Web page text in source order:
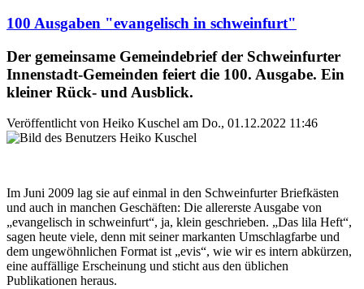
100 Ausgaben "evangelisch in schweinfurt"
Der gemeinsame Gemeindebrief der Schweinfurter
Innenstadt-Gemeinden feiert die 100. Ausgabe. Ein
kleiner Rück- und Ausblick.
Veröffentlicht von Heiko Kuschel am Do., 01.12.2022 11:46
Im Juni 2009 lag sie auf einmal in den Schweinfurter Briefkästen
und auch in manchen Geschäften: Die allererste Ausgabe von
„evangelisch in schweinfurt“, ja, klein geschrieben. „Das lila Heft“,
sagen heute viele, denn mit seiner markanten Umschlagfarbe und
dem ungewöhnlichen Format ist „evis“, wie wir es intern abkürzen,
eine auffällige Erscheinung und sticht aus den üblichen
Publikationen heraus.